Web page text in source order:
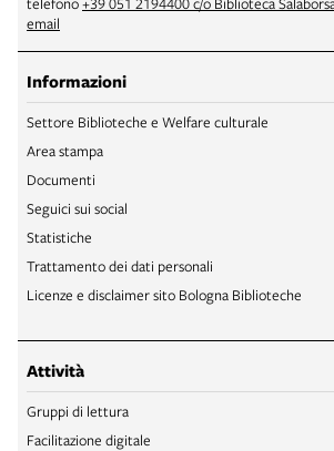
email
Informazioni
Settore Biblioteche e Welfare culturale
Area stampa
Documenti
Seguici sui social
Statistiche
Trattamento dei dati personali
Licenze e disclaimer sito Bologna Biblioteche
Attività
Gruppi di lettura
Facilitazione digitale